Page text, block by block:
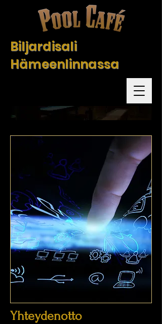
Biljardisali
Hämeenlinnassa
Yhteydenotto